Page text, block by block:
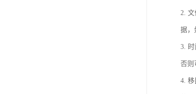
2.
据，
3.
否则
4.